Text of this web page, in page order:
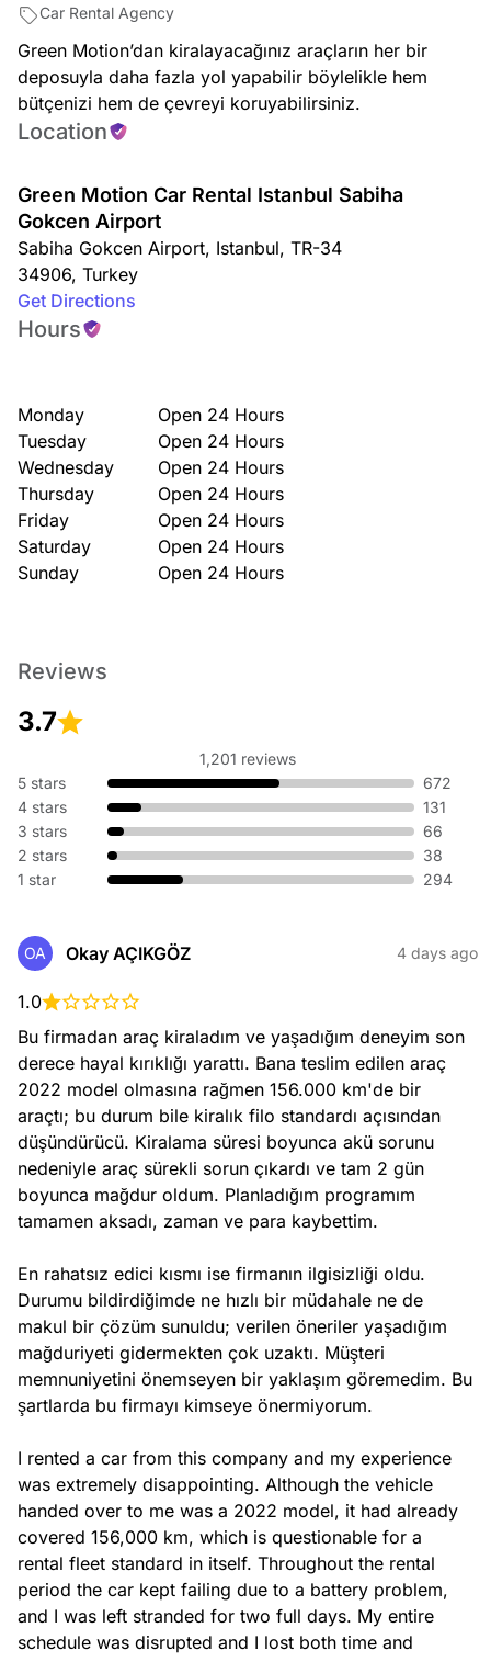
Car Rental Agency
Green Motion’dan kiralayacağınız araçların her bir
deposuyla daha fazla yol yapabilir böylelikle hem
bütçenizi hem de çevreyi koruyabilirsiniz.
Location
Green Motion Car Rental Istanbul Sabiha
Gokcen Airport
Sabiha Gokcen Airport, Istanbul, TR-34
34906, Turkey
Get Directions
Hours
Monday
Open 24 Hours
Tuesday
Open 24 Hours
Wednesday
Open 24 Hours
Thursday
Open 24 Hours
Friday
Open 24 Hours
Saturday
Open 24 Hours
Sunday
Open 24 Hours
Reviews
3.7
1,201 reviews
5 stars
672
4 stars
131
3 stars
66
2 stars
38
1 star
294
OA Okay AÇIKGÖZ 4 days ago
1.0
Bu firmadan araç kiraladım ve yaşadığım deneyim son
derece hayal kırıklığı yarattı. Bana teslim edilen araç
2022 model olmasına rağmen 156.000 km'de bir
araçtı; bu durum bile kiralık filo standardı açısından
düşündürücü. Kiralama süresi boyunca akü sorunu
nedeniyle araç sürekli sorun çıkardı ve tam 2 gün
boyunca mağdur oldum. Planladığım programım
tamamen aksadı, zaman ve para kaybettim.
En rahatsız edici kısmı ise firmanın ilgisizliği oldu.
Durumu bildirdiğimde ne hızlı bir müdahale ne de
makul bir çözüm sunuldu; verilen öneriler yaşadığım
mağduriyeti gidermekten çok uzaktı. Müşteri
memnuniyetini önemseyen bir yaklaşım göremedim. Bu
şartlarda bu firmayı kimseye önermiyorum.
I rented a car from this company and my experience
was extremely disappointing. Although the vehicle
handed over to me was a 2022 model, it had already
covered 156,000 km, which is questionable for a
rental fleet standard in itself. Throughout the rental
period the car kept failing due to a battery problem,
and I was left stranded for two full days. My entire
schedule was disrupted and I lost both time and